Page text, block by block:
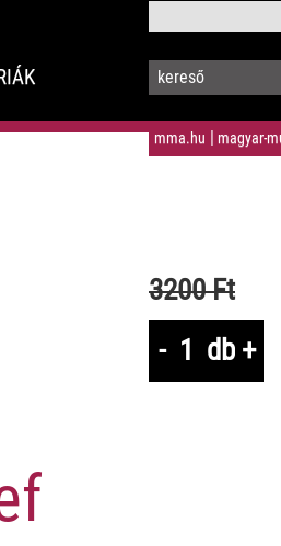
mma.hu magyar-
3200 Ft
-
db +